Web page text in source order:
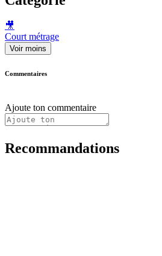
🎥
Court métrage
Voir moins
Commentaires
Ajoute ton commentaire
Recommandations